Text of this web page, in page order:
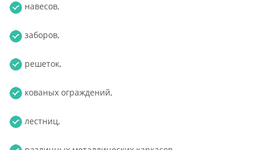
навесов,
заборов,
решеток,
кованых ограждений,
лестниц,